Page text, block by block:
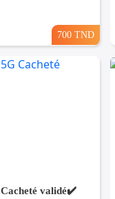
700 TND
validé✔️